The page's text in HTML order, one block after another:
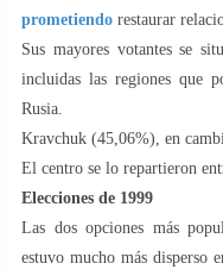
prometiendo restaurar
Sus mayores votantes se
incluidas las regiones que
Rusia.
Kravchuk (45,06%), en
El centro se lo repartieron
Elecciones de 1999
Las dos opciones más
estuvo mucho más disperso